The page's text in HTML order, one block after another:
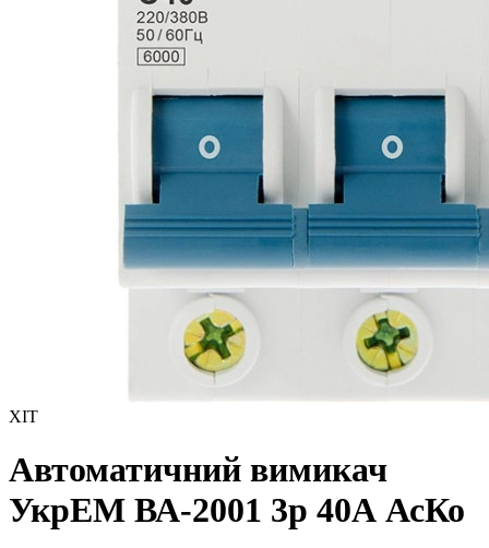
ХІТ
Автоматичний вимикач
УкрЕМ ВА-2001 3р 40А АсКо